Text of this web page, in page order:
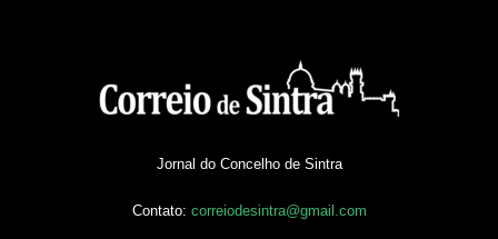
Jornal do Concelho de Sintra
Contato: correiodesintra@gmail.com